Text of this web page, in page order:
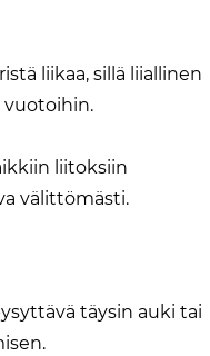
liikaa, sillä liiallinen
vuotoihin.
liitoksiin
välittömästi.
täysin auki tai